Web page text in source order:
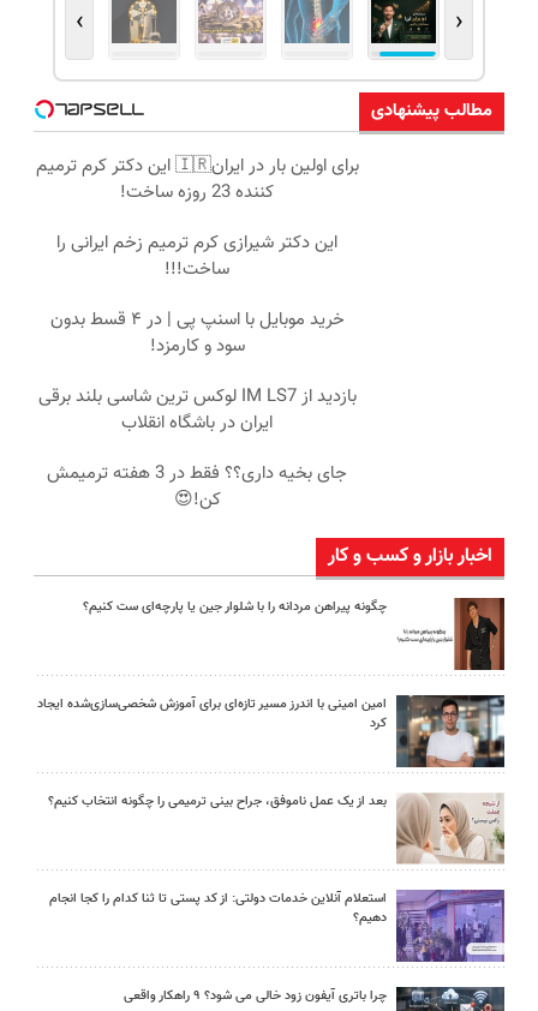
‹
›
مطالب پیشنهادی
برای اولین بار در ایران🇮🇷 این دکتر کرم ترمیم
کننده 23 روزه ساخت!
این دکتر شیرازی کرم ترمیم زخم ایرانی را
ساخت!!!
خرید موبایل با اسنپ پی | در ۴ قسط بدون
سود و کارمزد!
بازدید از IM LS7 لوکس ترین شاسی بلند برقی
ایران در باشگاه انقلاب
جای بخیه داری؟؟ فقط در 3 هفته ترمیمش
کن!😍
اخبار بازار و کسب و کار
چگونه پیراهن مردانه را با شلوار جین یا پارچه‌ای ست کنیم؟
امین امینی با اندرز مسیر تازه‌ای برای آموزش شخصی‌سازی‌شده ایجاد
کرد
بعد از یک عمل ناموفق، جراح بینی ترمیمی را چگونه انتخاب کنیم؟
استعلام آنلاین خدمات دولتی: از کد پستی تا ثنا کدام را کجا انجام
دهیم؟
چرا باتری آیفون زود خالی می شود؟ ۹ راهکار واقعی